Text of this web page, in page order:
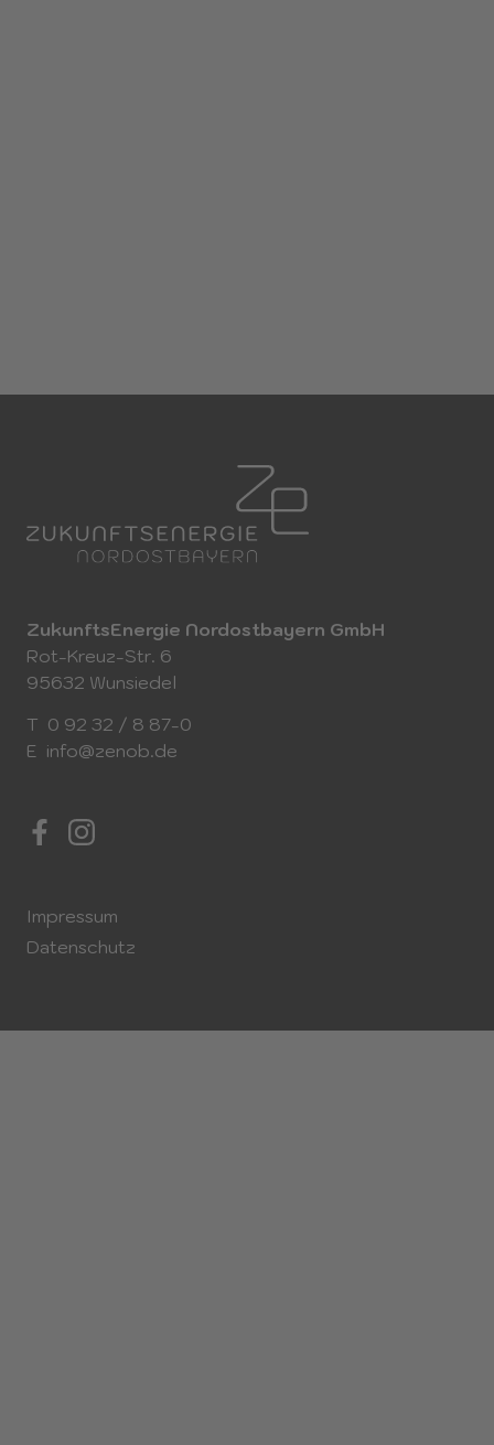
ZukunftsEnergie Nordostbayern GmbH
Rot-Kreuz-Str. 6
95632 Wunsiedel
T 0 92 32 / 8 87-0
E info@zenob.de
Impressum
Datenschutz